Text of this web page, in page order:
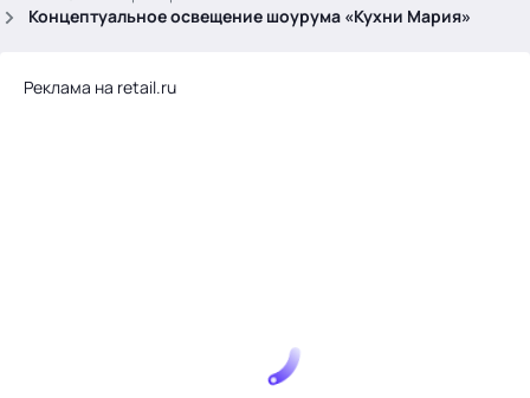
Концептуальное освещение шоурума «Кухни Мария»
Реклама на retail.ru